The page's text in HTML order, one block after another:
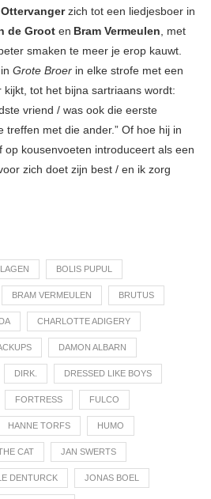
zich tot een liedjesboer in
de Groot en Bram Vermeulen, met
smaken te meer je erop kauwt.
Grote Broer in elke strofe met een
kijkt, tot het bijna sartriaans wordt:
vriend / was ook die eerste
treffen met die ander.” Of hoe hij in
op kousenvoeten introduceert als een
zich doet zijn best / en ik zorg
BOLIS PUPUL
BRAM VERMEULEN BRUTUS
CHARLOTTE ADIGERY
DAMON ALBARN
DIRK. DRESSED LIKE BOYS
FORTRESS FULCO
HANNE TORFS HUMO
CAT JAN SWERTS
DENTURCK JONAS BOEL